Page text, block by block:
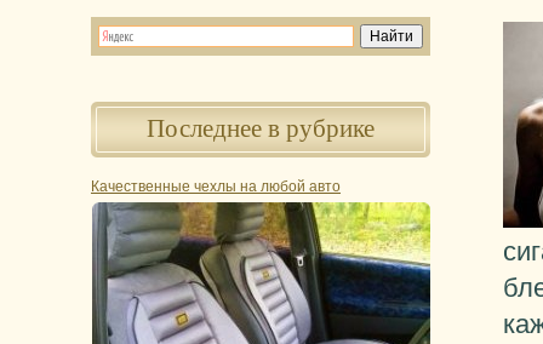
Последнее в рубрике
Качественные чехлы на любой авто